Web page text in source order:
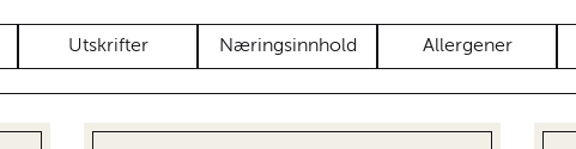
Utskrifter Næringsinnhold Allergener